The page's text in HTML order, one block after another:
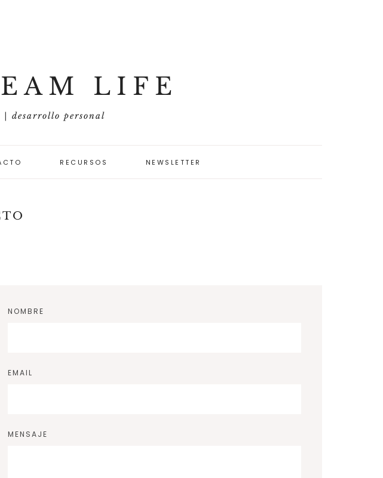
LIFE
desarrollo personal
RECURSOS NEWSLETTER
NOMBRE
EMAIL
MENSAJE